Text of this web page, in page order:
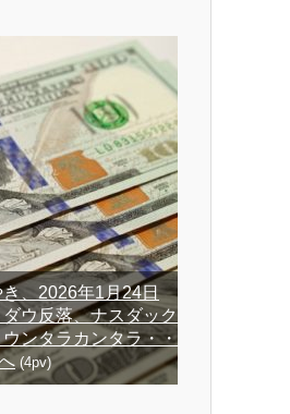
、2026年1月24日
ウ反落、ナスダック
ンタラカンタラ・・
(4pv)